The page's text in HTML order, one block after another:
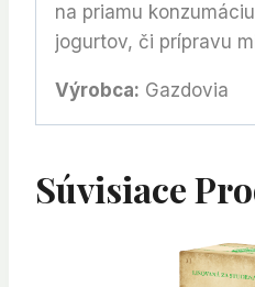
na priamu
jogurtov, či prípravu
Výrobca: Gazdovia
Súvisiace